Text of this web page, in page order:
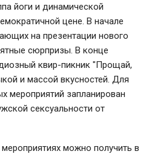
йоги и динамической
цене. В начале
на презентации нового
сюрпризы. В конце
квир-пикник "Прощай,
и массой вкусностей. Для
мероприятий запланирован
сексуальности от
можно получить в